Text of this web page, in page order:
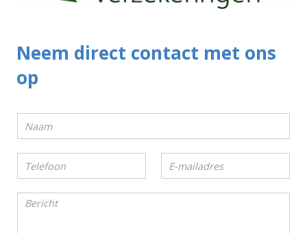
Neem direct contact met ons
op